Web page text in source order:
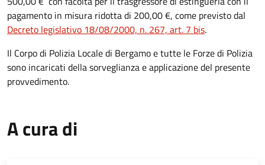
pagamento in misura ridotta di 200,00 €, come previsto dal
Decreto legislativo 18/08/2000, n. 267, art. 7 bis.
Il Corpo di Polizia Locale di Bergamo e tutte le Forze di Polizia
sono incaricati della sorveglianza e applicazione del presente
provvedimento.
A cura di